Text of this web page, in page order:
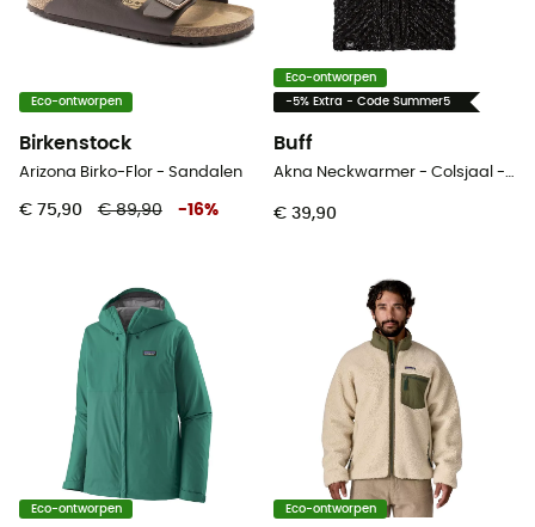
Eco-ontworpen
Birkenstock
Arizona Birko-Flor - Sandalen
€ 75,90 € 89,90 -16%
Eco-ontworpen
-5% Extra - Code Summer5
Buff
Akna Neckwarmer - Colsjaal - Dames
€ 39,90
Eco-ontworpen Eco-ontworpen